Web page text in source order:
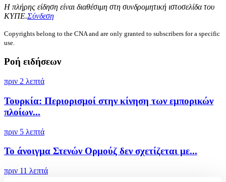
Η πλήρης είδηση είναι διαθέσιμη στη συνδρομητική ιστοσελίδα του
ΚΥΠΕ.Σύνδεση
Copyrights belong to the CNA and are only granted to subscribers for a specific
use.
Ροή ειδήσεων
πριν 2 λεπτά
Τουρκία: Περιορισμοί στην κίνηση των εμπορικών
πλοίων...
πριν 5 λεπτά
Το άνοιγμα Στενών Ορμούζ δεν σχετίζεται με...
πριν 11 λεπτά